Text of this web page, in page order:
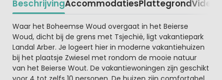
BeschrijvingAccommodatiesPlattegrondVideo
Beschrijving
Waar het Boheemse Woud overgaat in het Beierse
Woud, dicht bij de grens met Tsjechië, ligt vakantiepark
Landal Arber. Je logeert hier in moderne vakantiehuizen
bij het plaatsje Zwiesel met rondom de mooie natuur
van het Beierse Wout. De vakantiewoningen zijn geschikt